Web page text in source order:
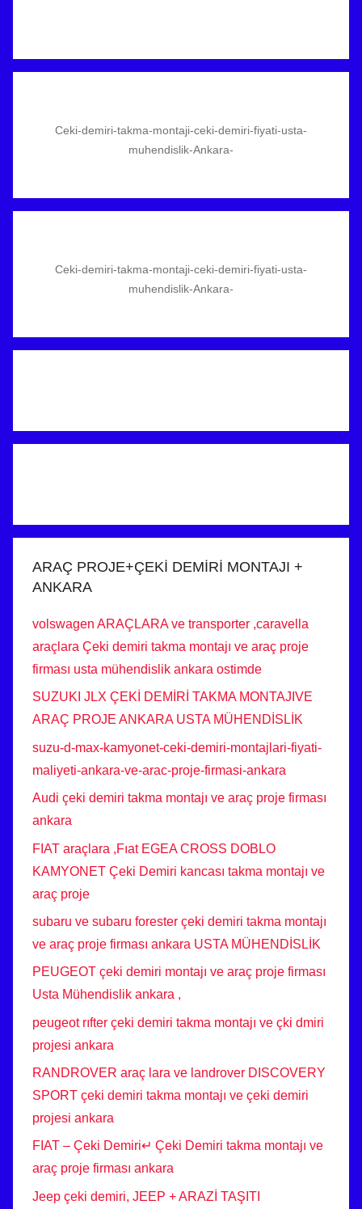
Ceki-demiri-takma-montaji-ceki-demiri-fiyati-usta-
muhendislik-Ankara-
Ceki-demiri-takma-montaji-ceki-demiri-fiyati-usta-
muhendislik-Ankara-
ARAÇ PROJE+ÇEKİ DEMİRİ MONTAJI +
ANKARA
volswagen ARAÇLARA ve transporter ,caravella
araçlara Çeki demiri takma montajı ve araç proje
firması usta mühendislik ankara ostimde
SUZUKI JLX ÇEKİ DEMİRİ TAKMA MONTAJIVE
ARAÇ PROJE ANKARA USTA MÜHENDİSLİK
suzu-d-max-kamyonet-ceki-demiri-montajlari-fiyati-
maliyeti-ankara-ve-arac-proje-firmasi-ankara
Audi çeki demiri takma montajı ve araç proje firması
ankara
FIAT araçlara ,Fıat EGEA CROSS DOBLO
KAMYONET Çeki Demiri kancası takma montajı ve
araç proje
subaru ve subaru forester çeki demiri takma montajı
ve araç proje firması ankara USTA MÜHENDİSLİK
PEUGEOT çeki demiri montajı ve araç proje firması
Usta Mühendislik ankara ,
peugeot rıfter çeki demiri takma montajı ve çki dmiri
projesi ankara
RANDROVER araç lara ve landrover DISCOVERY
SPORT çeki demiri takma montajı ve çeki demiri
projesi ankara
FIAT – Çeki Demiri↵ Çeki Demiri takma montajı ve
araç proje firması ankara
Jeep çeki demiri, JEEP + ARAZİ TAŞITI